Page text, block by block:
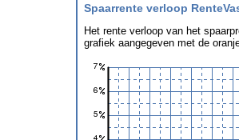
Spaarrente verloop
Het rente verloop van het
grafiek aangegeven met de